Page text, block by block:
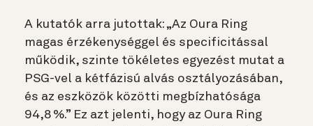
A kutatók arra jutottak: „Az Oura Ring
magas érzékenységgel és specificitással
működik, szinte tökéletes egyezést mutat a
PSG-vel a kétfázisú alvás osztályozásában,
és az eszközök közötti megbízhatósága
94,8 %.” Ez azt jelenti, hogy az Oura Ring